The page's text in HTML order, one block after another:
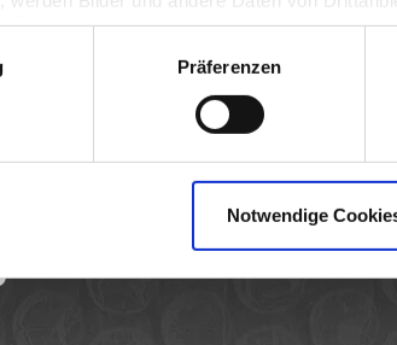
Über den Datenschutz dieser Anbieter
in unserer
Datenschutzerklärung
Präferenzen
Notwendige